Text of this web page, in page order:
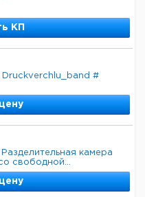
КП
Druckverchlu_band #
камера
свободной...